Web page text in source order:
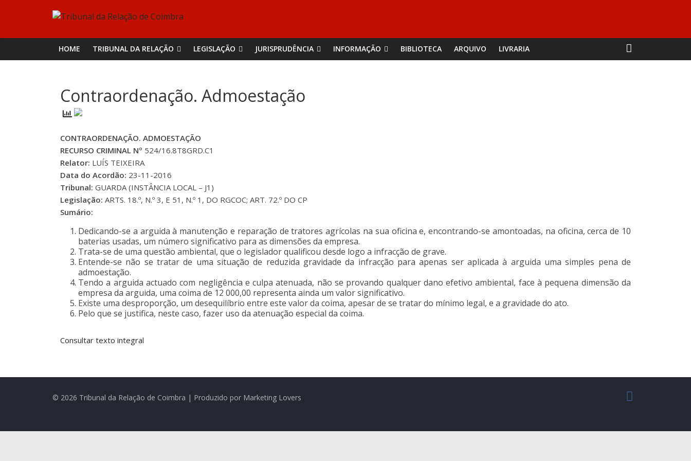
Tribunal
da
Relação
de
Coimbra
HOME TRIBUNAL DA RELAÇÃO LEGISLAÇÃO JURISPRUDÊNCIA INFORMAÇÃO BIBLIOTECA ARQUIVO LIVRARIA
Contraordenação. Admoestação
CONTRAORDENAÇÃO. ADMOESTAÇÃO
RECURSO CRIMINAL Nº 524/16.8T8GRD.C1
Relator: LUÍS TEIXEIRA
Data do Acordão: 23-11-2016
Tribunal: GUARDA (INSTÂNCIA LOCAL – J1)
Legislação: ARTS. 18.º, N.º 3, E 51, N.º 1, DO RGCOC; ART. 72.º DO CP
Sumário:
Dedicando-se a arguida à manutenção e reparação de tratores agrícolas na sua oficina e, encontrando-se amontoadas, na oficina, cerca de 10
baterias usadas, um número significativo para as dimensões da empresa.
Trata-se de uma questão ambiental, que o legislador qualificou desde logo a infracção de grave.
Entende-se não se tratar de uma situação de reduzida gravidade da infracção para apenas ser aplicada à arguida uma simples pena de
admoestação.
Tendo a arguida actuado com negligência e culpa atenuada, não se provando qualquer dano efetivo ambiental, face à pequena dimensão da
empresa da arguida, uma coima de 12 000,00 representa ainda um valor significativo.
Existe uma desproporção, um desequilíbrio entre este valor da coima, apesar de se tratar do mínimo legal, e a gravidade do ato.
Pelo que se justifica, neste caso, fazer uso da atenuação especial da coima.
Consultar texto integral
© 2026 Tribunal da Relação de Coimbra | Produzido por Marketing Lovers